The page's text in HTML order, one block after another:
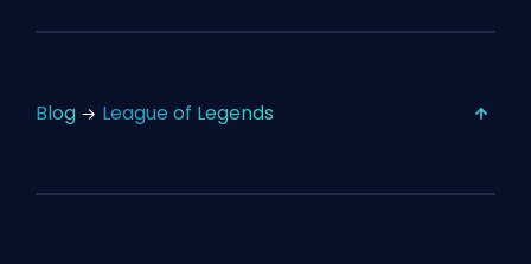
Blog League of Legends